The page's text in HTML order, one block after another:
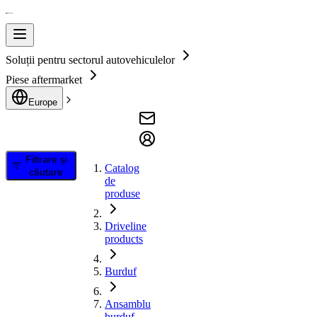
Soluții pentru sectorul autovehiculelor
Piese aftermarket
Europe
Filtrare și
căutare
Catalog
de
produse
Driveline
products
Burduf
Ansamblu